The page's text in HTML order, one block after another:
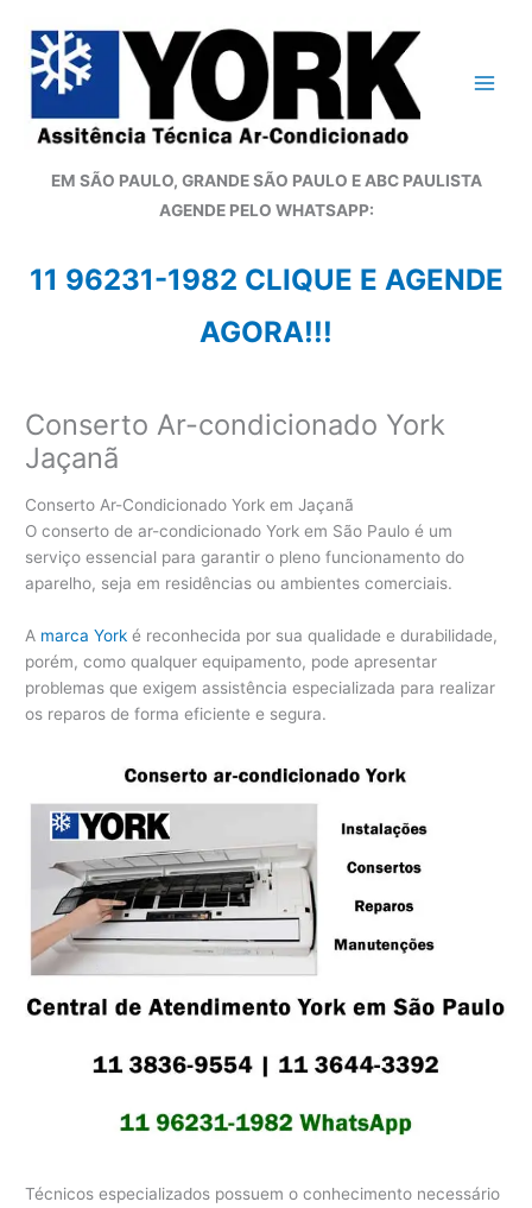
para
conteúdo
EM SÃO PAULO, GRANDE SÃO PAULO E ABC PAULISTA
AGENDE PELO WHATSAPP:
11 96231-1982 CLIQUE E AGENDE
AGORA!!!
Conserto Ar-condicionado York
Jaçanã
Conserto Ar-Condicionado York em Jaçanã
O conserto de ar-condicionado York em São Paulo é um
serviço essencial para garantir o pleno funcionamento do
aparelho, seja em residências ou ambientes comerciais.
A marca York é reconhecida por sua qualidade e durabilidade,
porém, como qualquer equipamento, pode apresentar
problemas que exigem assistência especializada para realizar
os reparos de forma eficiente e segura.
Técnicos especializados possuem o conhecimento necessário